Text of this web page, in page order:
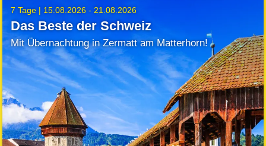
7 Tage | 15.08.2026 - 21.08.2026
Das Beste der Schweiz
Mit Übernachtung in Zermatt am Matterhorn!